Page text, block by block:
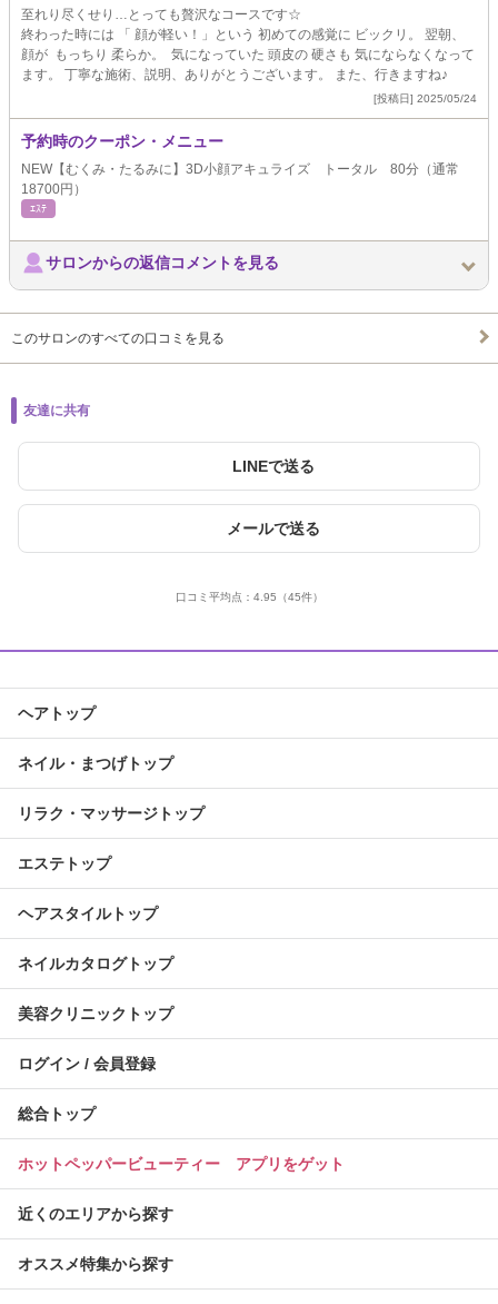
至れり尽くせり…とっても贅沢なコースです☆
終わった時には 「 顔が軽い！」という 初めての感覚に ビックリ。 翌朝、
顔が もっちり 柔らか。 気になっていた 頭皮の 硬さも 気にならなくなって
ます。 丁寧な施術、説明、ありがとうございます。 また、行きますね♪
[投稿日] 2025/05/24
予約時のクーポン・メニュー
NEW【むくみ・たるみに】3D小顔アキュライズ トータル 80分（通常
18700円）
ｴｽﾃ
サロンからの返信コメントを見る
このサロンのすべての口コミを見る
友達に共有
LINEで送る
メールで送る
口コミ平均点： 4.95 （45件）
ヘアトップ
ネイル・まつげトップ
リラク・マッサージトップ
エステトップ
ヘアスタイルトップ
ネイルカタログトップ
美容クリニックトップ
ログイン / 会員登録
総合トップ
ホットペッパービューティー アプリをゲット
近くのエリアから探す
オススメ特集から探す